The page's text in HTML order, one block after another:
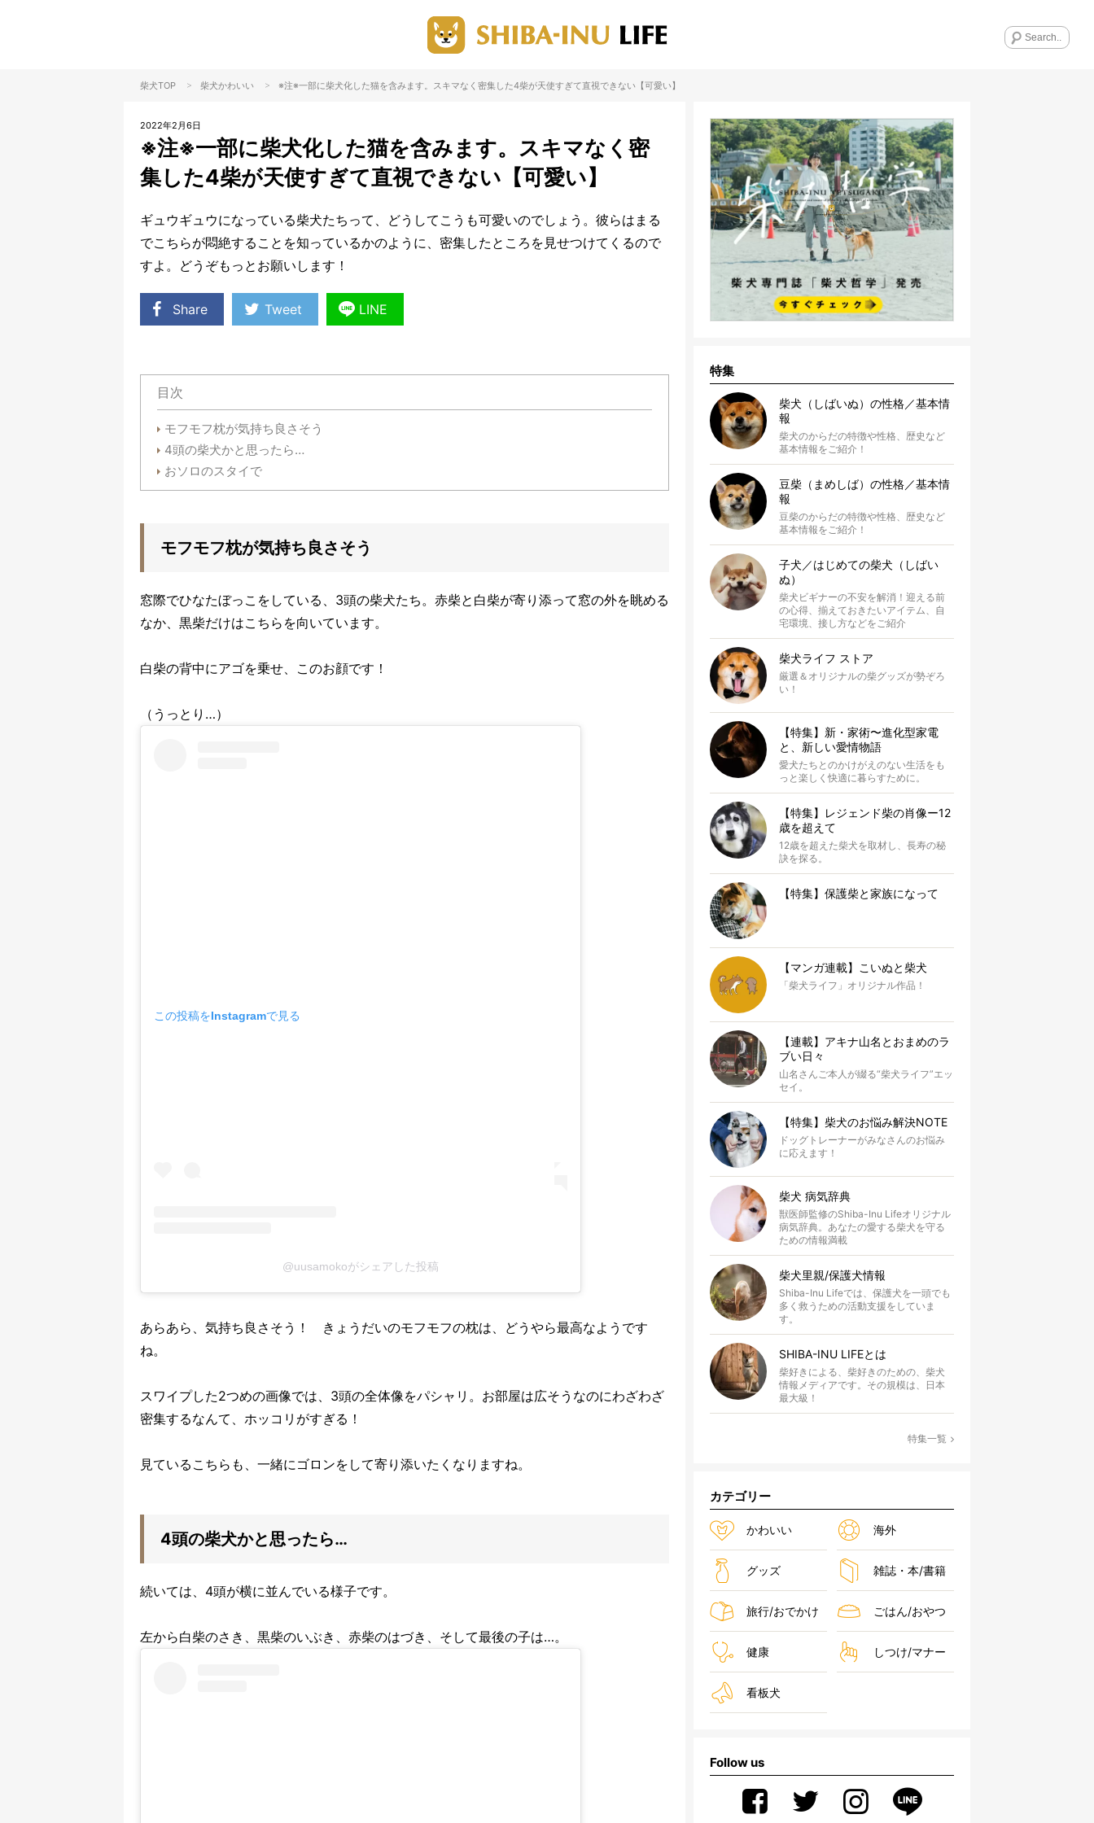
柴犬TOP > 柴犬かわいい > ※注※一部に柴犬化した猫を含みます。スキマなく密集した4柴が天使すぎて直視できない【可愛い】
2022年2月6日
※注※一部に柴犬化した猫を含みます。スキマなく密
集した4柴が天使すぎて直視できない【可愛い】
ギュウギュウになっている柴犬たちって、どうしてこうも可愛いのでしょう。彼らはまる
でこちらが悶絶することを知っているかのように、密集したところを見せつけてくるので
すよ。どうぞもっとお願いします！
Share Tweet LINE
目次
モフモフ枕が気持ち良さそう
4頭の柴犬かと思ったら…
おソロのスタイで
モフモフ枕が気持ち良さそう
窓際でひなたぼっこをしている、3頭の柴犬たち。赤柴と白柴が寄り添って窓の外を眺める
なか、黒柴だけはこちらを向いています。
白柴の背中にアゴを乗せ、このお顔です！
（うっとり…）
この投稿をInstagramで見る
@uusamokoがシェアした投稿
あらあら、気持ち良さそう！ きょうだいのモフモフの枕は、どうやら最高なようです
ね。
スワイプした2つめの画像では、3頭の全体像をパシャリ。お部屋は広そうなのにわざわざ
密集するなんて、ホッコリがすぎる！
見ているこちらも、一緒にゴロンをして寄り添いたくなりますね。
4頭の柴犬かと思ったら…
続いては、4頭が横に並んでいる様子です。
左から白柴のさき、黒柴のいぶき、赤柴のはづき、そして最後の子は…。
特集
柴犬（しばいぬ）の性格／基本情
報
柴犬のからだの特徴や性格、歴史など
基本情報をご紹介！
豆柴（まめしば）の性格／基本情
報
豆柴のからだの特徴や性格、歴史など
基本情報をご紹介！
子犬／はじめての柴犬（しばい
ぬ）
柴犬ビギナーの不安を解消！迎える前
の心得、揃えておきたいアイテム、自
宅環境、接し方などをご紹介
柴犬ライフ ストア
厳選＆オリジナルの柴グッズが勢ぞろ
い！
【特集】新・家術〜進化型家電
と、新しい愛情物語
愛犬たちとのかけがえのない生活をも
っと楽しく快適に暮らすために。
【特集】レジェンド柴の肖像ー12
歳を超えて
12歳を超えた柴犬を取材し、長寿の秘
訣を探る。
【特集】保護柴と家族になって
【マンガ連載】こいぬと柴犬
「柴犬ライフ」オリジナル作品！
【連載】アキナ山名とおまめのラ
ブい日々
山名さんご本人が綴る“柴犬ライフ”エッ
セイ。
【特集】柴犬のお悩み解決NOTE
ドッグトレーナーがみなさんのお悩み
に応えます！
柴犬 病気辞典
獣医師監修のShiba-Inu Lifeオリジナル
病気辞典。あなたの愛する柴犬を守る
ための情報満載
柴犬里親/保護犬情報
Shiba-Inu Lifeでは、保護犬を一頭でも
多く救うための活動支援をしていま
す。
SHIBA-INU LIFEとは
柴好きによる、柴好きのための、柴犬
情報メディアです。その規模は、日本
最大級！
特集一覧
カテゴリー
かわいい 海外
グッズ 雑誌・本/書籍
旅行/おでかけ ごはん/おやつ
健康 しつけ/マナー
看板犬
Follow us